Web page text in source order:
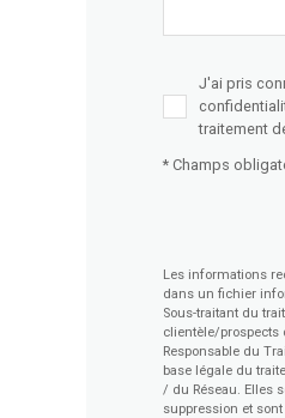
J'ai pris
traitement
* Champs
Les informations
dans un fichier
Sous-traitant du
clientèle/prospects
Responsable du
base légale du
/ du Réseau. Elles
suppression et